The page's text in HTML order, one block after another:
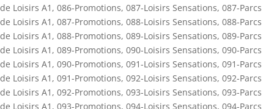
de Loisirs A1 , 086-Promotions, 087-Loisirs Sensations, 087-Parcs
de Loisirs A1 , 087-Promotions, 088-Loisirs Sensations, 088-Parcs
de Loisirs A1 , 088-Promotions, 089-Loisirs Sensations, 089-Parcs
de Loisirs A1 , 089-Promotions, 090-Loisirs Sensations, 090-Parcs
de Loisirs A1 , 090-Promotions, 091-Loisirs Sensations, 091-Parcs
de Loisirs A1 , 091-Promotions, 092-Loisirs Sensations, 092-Parcs
de Loisirs A1 , 092-Promotions, 093-Loisirs Sensations, 093-Parcs
de Loisirs A1 , 093-Promotions, 094-Loisirs Sensations, 094-Parcs